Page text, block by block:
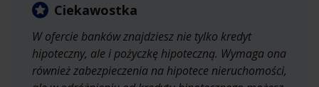
Ciekawostka
W ofercie banków znajdziesz nie tylko kredyt
hipoteczny, ale i pożyczkę hipoteczną. Wymaga ona
również zabezpieczenia na hipotece nieruchomości,